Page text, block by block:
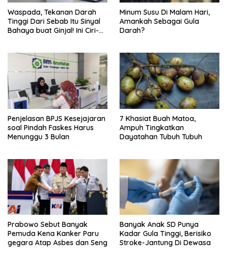
Waspada, Tekanan Darah
Tinggi Dari Sebab Itu Sinyal
Bahaya buat Ginjal! Ini Ciri-
Minum Susu Di Malam Hari,
Amankah Sebagai Gula
Darah?
Penjelasan BPJS Kesejajaran
soal Pindah Faskes Harus
Menunggu 3 Bulan
7 Khasiat Buah Matoa,
Ampuh Tingkatkan
Dayatahan Tubuh Tubuh
Prabowo Sebut Banyak
Pemuda Kena Kanker Paru
gegara Atap Asbes dan Seng
Banyak Anak SD Punya
Kadar Gula Tinggi, Berisiko
Stroke-Jantung Di Dewasa